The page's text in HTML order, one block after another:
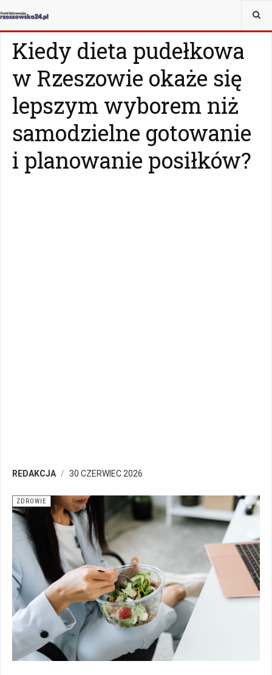
JESTEŚ TUTAJ:
Kiedy dieta pudełkowa
w Rzeszowie okaże się
lepszym wyborem niż
samodzielne gotowanie
i planowanie posiłków?
REDAKCJA 30 CZERWIEC 2026
ZDROWIE